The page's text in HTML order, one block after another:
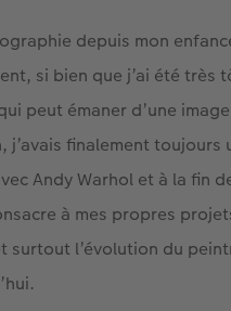
depuis mon
si bien que j’ai été très
peut émaner d’une
j’avais finalement
Andy Warhol et à la fin
à mes propres
l’évolution du